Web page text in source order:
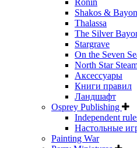
Ronin
Shakos &
Thalassa
The Silver
Stargrave
On the Seven
North Star
Аксессуары
Книги правил
Ландшафт
Osprey Publishing
Independent
Настольные
Painting War